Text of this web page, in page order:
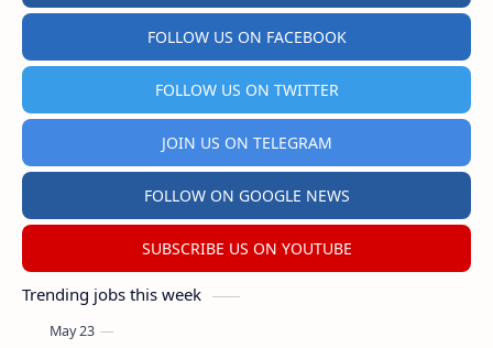
FOLLOW US ON FACEBOOK
FOLLOW US ON TWITTER
JOIN US ON TELEGRAM
FOLLOW ON GOOGLE NEWS
SUBSCRIBE US ON YOUTUBE
Trending jobs this week